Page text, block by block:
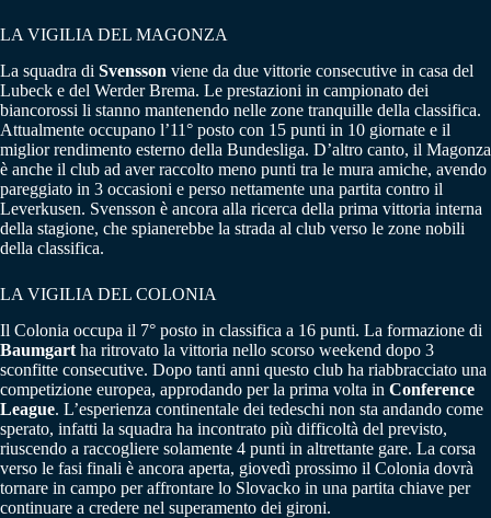
LA VIGILIA DEL MAGONZA
La squadra di Svensson viene da due vittorie consecutive in casa del
Lubeck e del Werder Brema. Le prestazioni in campionato dei
biancorossi li stanno mantenendo nelle zone tranquille della classifica.
Attualmente occupano l’11° posto con 15 punti in 10 giornate e il
miglior rendimento esterno della Bundesliga. D’altro canto, il Magonza
è anche il club ad aver raccolto meno punti tra le mura amiche, avendo
pareggiato in 3 occasioni e perso nettamente una partita contro il
Leverkusen. Svensson è ancora alla ricerca della prima vittoria interna
della stagione, che spianerebbe la strada al club verso le zone nobili
della classifica.
LA VIGILIA DEL COLONIA
Il Colonia occupa il 7° posto in classifica a 16 punti. La formazione di
Baumgart ha ritrovato la vittoria nello scorso weekend dopo 3
sconfitte consecutive. Dopo tanti anni questo club ha riabbracciato una
competizione europea, approdando per la prima volta in Conference
League. L’esperienza continentale dei tedeschi non sta andando come
sperato, infatti la squadra ha incontrato più difficoltà del previsto,
riuscendo a raccogliere solamente 4 punti in altrettante gare. La corsa
verso le fasi finali è ancora aperta, giovedì prossimo il Colonia dovrà
tornare in campo per affrontare lo Slovacko in una partita chiave per
continuare a credere nel superamento dei gironi.